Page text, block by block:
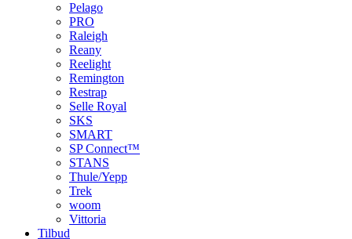
Pelago
PRO
Raleigh
Reany
Reelight
Remington
Restrap
Selle Royal
SKS
SMART
SP Connect™
STANS
Thule/Yepp
Trek
woom
Vittoria
Tilbud